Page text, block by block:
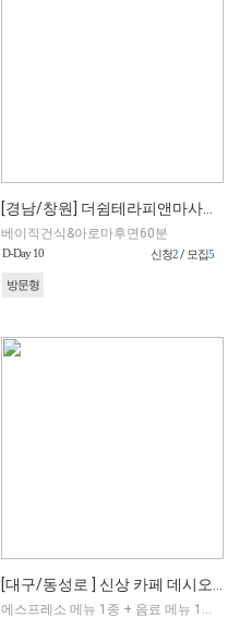
베이직건식&아로마후면60분
D-Day 10 신청2/ 모집5
방문형
에스프레소 메뉴 1종 + 음료 메뉴 1종 + 디저트 메뉴 1종 (매장 내 선택 가능)